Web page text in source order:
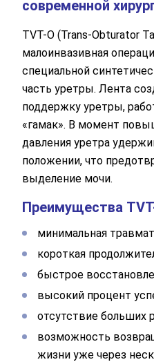
современной
TVT-O (Trans-Obturator
малоинвазивная
специальной
часть уретры. Лента
поддержку уретры,
«гамак». В момент
давления уретра
положении, что
выделение мочи.
Преимущества
минимальная
короткая
быстрое
высокий процент
отсутствие больших
возможность
жизни уже через